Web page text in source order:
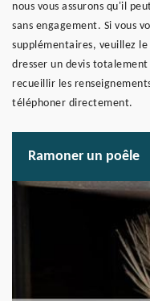
nous vous assurons qu'il
sans engagement. Si vous
supplémentaires, veuillez
dresser un devis
recueillir les
téléphoner directement.
Ramoner un poêle